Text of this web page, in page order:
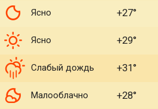
Ясно +27°
Ясно +29°
Слабый дождь +31°
Малооблачно +28°